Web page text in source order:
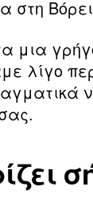
στη
μια
λίγο